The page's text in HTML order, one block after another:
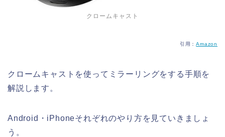
クロームキャスト
引用：Amazon
クロームキャストを使ってミラーリングをする手順を
解説します。
Android・iPhoneそれぞれのやり方を見ていきましょ
う。